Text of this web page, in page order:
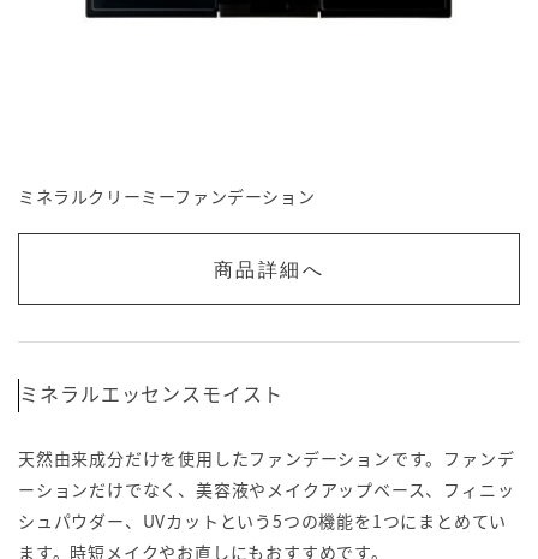
ミネラルクリーミーファンデーション
商品詳細へ
ミネラルエッセンスモイスト
天然由来成分だけを使用したファンデーションです。ファンデ
ーションだけでなく、美容液やメイクアップベース、フィニッ
シュパウダー、UVカットという5つの機能を1つにまとめてい
ます。時短メイクやお直しにもおすすめです。